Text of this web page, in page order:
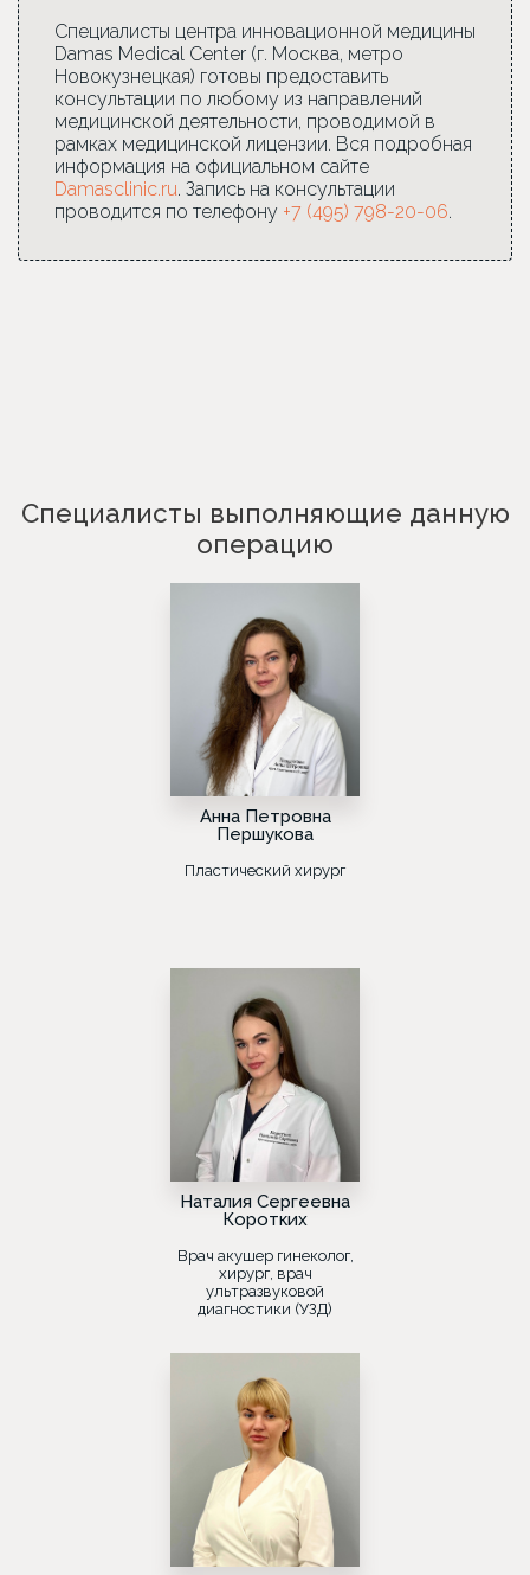
Специалисты центра инновационной медицины
Damas Medical Center (г. Москва, метро
Новокузнецкая) готовы предоставить
консультации по любому из направлений
медицинской деятельности, проводимой в
рамках медицинской лицензии. Вся подробная
информация на официальном сайте
Damasclinic.ru. Запись на консультации
проводится по телефону +7 (495) 798-20-06.
Специалисты выполняющие данную
операцию
Анна Петровна
Першукова
Пластический хирург
Наталия Сергеевна
Коротких
Врач акушер гинеколог,
хирург, врач
ультразвуковой
диагностики (УЗД)